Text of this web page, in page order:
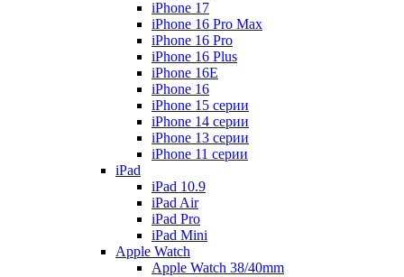
iPhone 17
iPhone 16 Pro Max
iPhone 16 Pro
iPhone 16 Plus
iPhone 16E
iPhone 16
iPhone 15 серии
iPhone 14 серии
iPhone 13 серии
iPhone 11 серии
iPad
iPad 10.9
iPad Air
iPad Pro
iPad Mini
Apple Watch
Apple Watch 38/40mm